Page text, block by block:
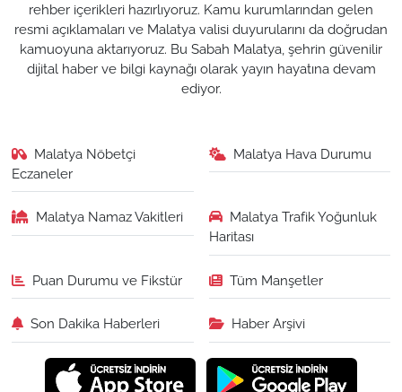
rehber içerikleri hazırlıyoruz. Kamu kurumlarından gelen
resmi açıklamaları ve Malatya valisi duyurularını da doğrudan
kamuoyuna aktarıyoruz. Bu Sabah Malatya, şehrin güvenilir
dijital haber ve bilgi kaynağı olarak yayın hayatına devam
ediyor.
Malatya Nöbetçi
Eczaneler
Malatya Hava Durumu
Malatya Namaz Vakitleri
Malatya Trafik Yoğunluk
Haritası
Puan Durumu ve Fikstür Tüm Manşetler
Son Dakika Haberleri Haber Arşivi